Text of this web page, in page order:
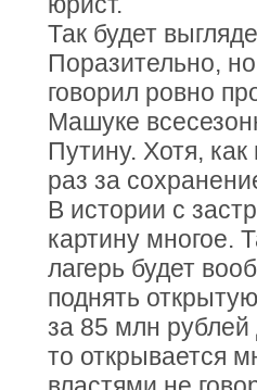
Так будет
Поразительно,
говорил ровно
Машуке
Путину. Хотя,
раз за
В истории с
картину многое.
лагерь будет
поднять
за 85 млн
то открывается